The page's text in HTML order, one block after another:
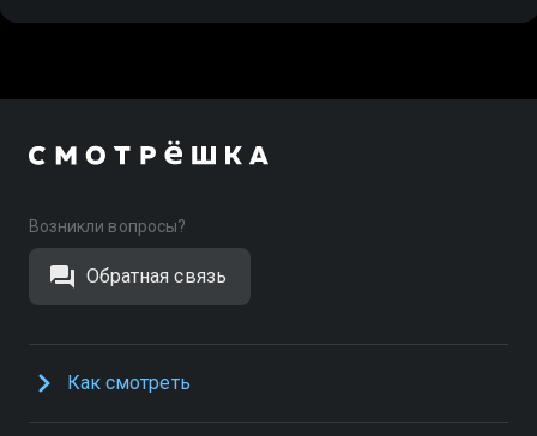
Возникли вопросы?
Обратная связь
Как смотреть